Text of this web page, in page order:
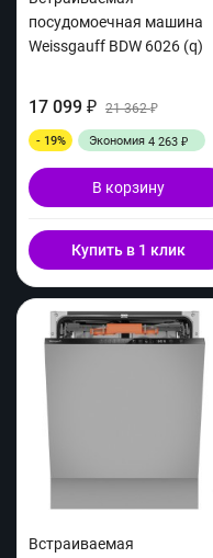
посудомоечная машина
Weissgauff BDW 6026 (q)
17 099 ₽ 21 362₽
- 19% Экономия 4 263 ₽
В корзину
Купить в 1 клик
Встраиваемая